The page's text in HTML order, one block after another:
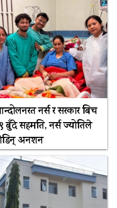
नर्स र सरकार बिच
बुँदे सहमति, नर्स ज्योतिले
अनशन